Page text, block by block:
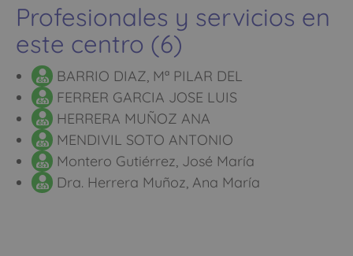
Profesionales y servicios en
este centro (6)
BARRIO DIAZ, Mª PILAR DEL
FERRER GARCIA JOSE LUIS
HERRERA MUÑOZ ANA
MENDIVIL SOTO ANTONIO
Montero Gutiérrez, José María
Dra. Herrera Muñoz, Ana María